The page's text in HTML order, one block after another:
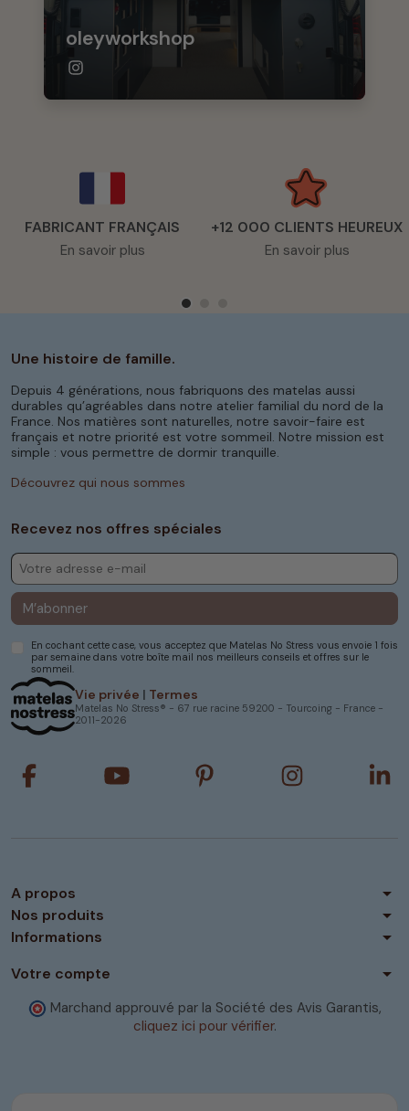
oleyworkshop
FABRICANT FRANÇAIS
En savoir plus
+12 000 CLIENTS HEUREUX
En savoir plus
Vie privée | Termes
Matelas No Stress® - 67 rue racine 59200 - Tourcoing - France -
2011-2026
Une histoire de famille.
Depuis 4 générations, nous fabriquons des matelas aussi
durables qu’agréables dans notre atelier familial du nord de la
France. Nos matières sont naturelles, notre savoir-faire est
français et notre priorité est votre sommeil. Notre mission est
simple : vous permettre de dormir tranquille.
Découvrez qui nous sommes
Recevez nos offres spéciales
M’abonner
En cochant cette case, vous acceptez que Matelas No Stress vous envoie 1 fois
par semaine dans votre boîte mail nos meilleurs conseils et offres sur le
sommeil.
A propos arrow_drop_down
Nos produits arrow_drop_down
Informations arrow_drop_down
Votre compte arrow_drop_down
Marchand approuvé par la Société des Avis Garantis,
cliquez ici pour vérifier.